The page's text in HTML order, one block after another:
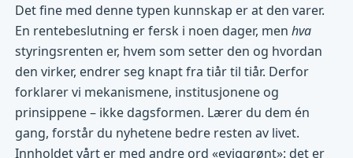
Det fine med denne typen kunnskap er at den varer.
En rentebeslutning er fersk i noen dager, menhva
styringsrenten er, hvem som setter den og hvordan
den virker, endrer seg knapt fra tiår til tiår. Derfor
forklarer vi mekanismene, institusjonene og
prinsippene – ikke dagsformen. Lærer du dem én
gang, forstår du nyhetene bedre resten av livet.
Innholdet vårt er med andre ord «eviggrønt»: det er